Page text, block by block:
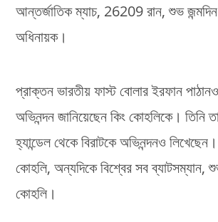
আন্তর্জাতিক ম্যাচ, 26209 রান, শুভ
অধিনায়ক।
প্রাক্তন ভারতীয় ফাস্ট বোলার ইরফান
অভিনন্দন জানিয়েছেন কিং কোহলিকে। তিনি
হ্যান্ডেল থেকে বিরাটকে অভিনন্দনও
কোহলি, অন্যদিকে বিশ্বের সব ব্যাটসম্যান,
কোহলি।